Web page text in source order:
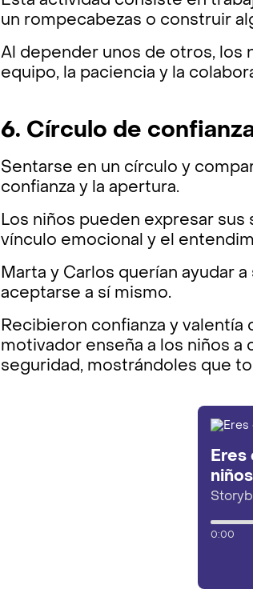
un rompecabezas o construir
Al depender unos de otros, los
equipo, la paciencia y la
6. Círculo de
Sentarse en un círculo y
confianza y la apertura.
Los niños pueden expresar
vínculo emocional y el
Marta y Carlos querían ayudar
aceptarse a sí mismo.
Recibieron confianza y valentía
motivador enseña a los niños
seguridad, mostrándoles que
Eres
niños
0:00